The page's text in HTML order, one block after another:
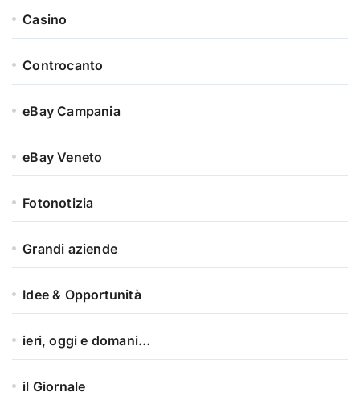
Casino
Controcanto
eBay Campania
eBay Veneto
Fotonotizia
Grandi aziende
Idee & Opportunità
ieri, oggi e domani…
il Giornale